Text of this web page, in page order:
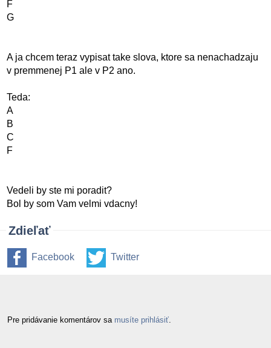
F
G
A ja chcem teraz vypisat take slova, ktore sa nenachadzaju
v premmenej P1 ale v P2 ano.
Teda:
A
B
C
F
Vedeli by ste mi poradit?
Bol by som Vam velmi vdacny!
Zdieľať
Facebook Twitter
Pre pridávanie komentárov sa musíte prihlásiť